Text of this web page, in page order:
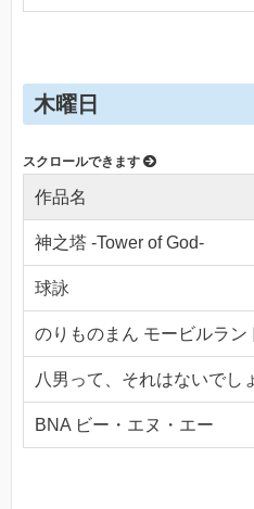
木曜日
作品名
神之塔 -Tower of God-
球詠
のりものまん モービルラン
八男って、それはないでし
BNA ビー・エヌ・エー